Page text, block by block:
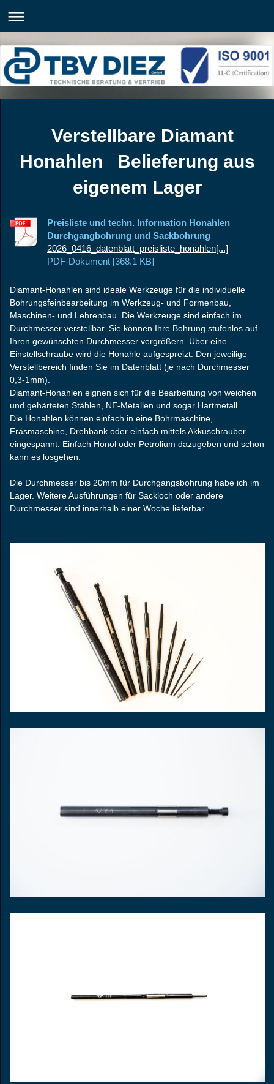
Verstellbare Diamant
Honahlen Belieferung aus
eigenem Lager
Preisliste und techn. Information Honahlen
Durchgangbohrung und Sackbohrung
2026_0416_datenblatt_preisliste_honahlen[...]
PDF-Dokument [368.1 KB]
Diamant‐Honahlen sind ideale Werkzeuge für die individuelle
Bohrungsfeinbearbeitung im Werkzeug‐ und Formenbau,
Maschinen‐ und Lehrenbau. Die Werkzeuge sind einfach im
Durchmesser verstellbar. Sie können Ihre Bohrung stufenlos auf
Ihren gewünschten Durchmesser vergrößern. Über eine
Einstellschraube wird die Honahle aufgespreizt. Den jeweilige
Verstellbereich finden Sie im Datenblatt (je nach Durchmesser
0,3-1mm).
Diamant‐Honahlen eignen sich für die Bearbeitung von weichen
und gehärteten Stählen, NE‐Metallen und sogar Hartmetall.
Die Honahlen können einfach in eine Bohrmaschine,
Fräsmaschine, Drehbank oder einfach mittels Akkuschrauber
eingespannt. Einfach Honöl oder Petrolium dazugeben und schon
kann es losgehen.
Die Durchmesser bis 20mm für Durchgangsbohrung habe ich im
Lager. Weitere Ausführungen für Sackloch oder andere
Durchmesser sind innerhalb einer Woche lieferbar.